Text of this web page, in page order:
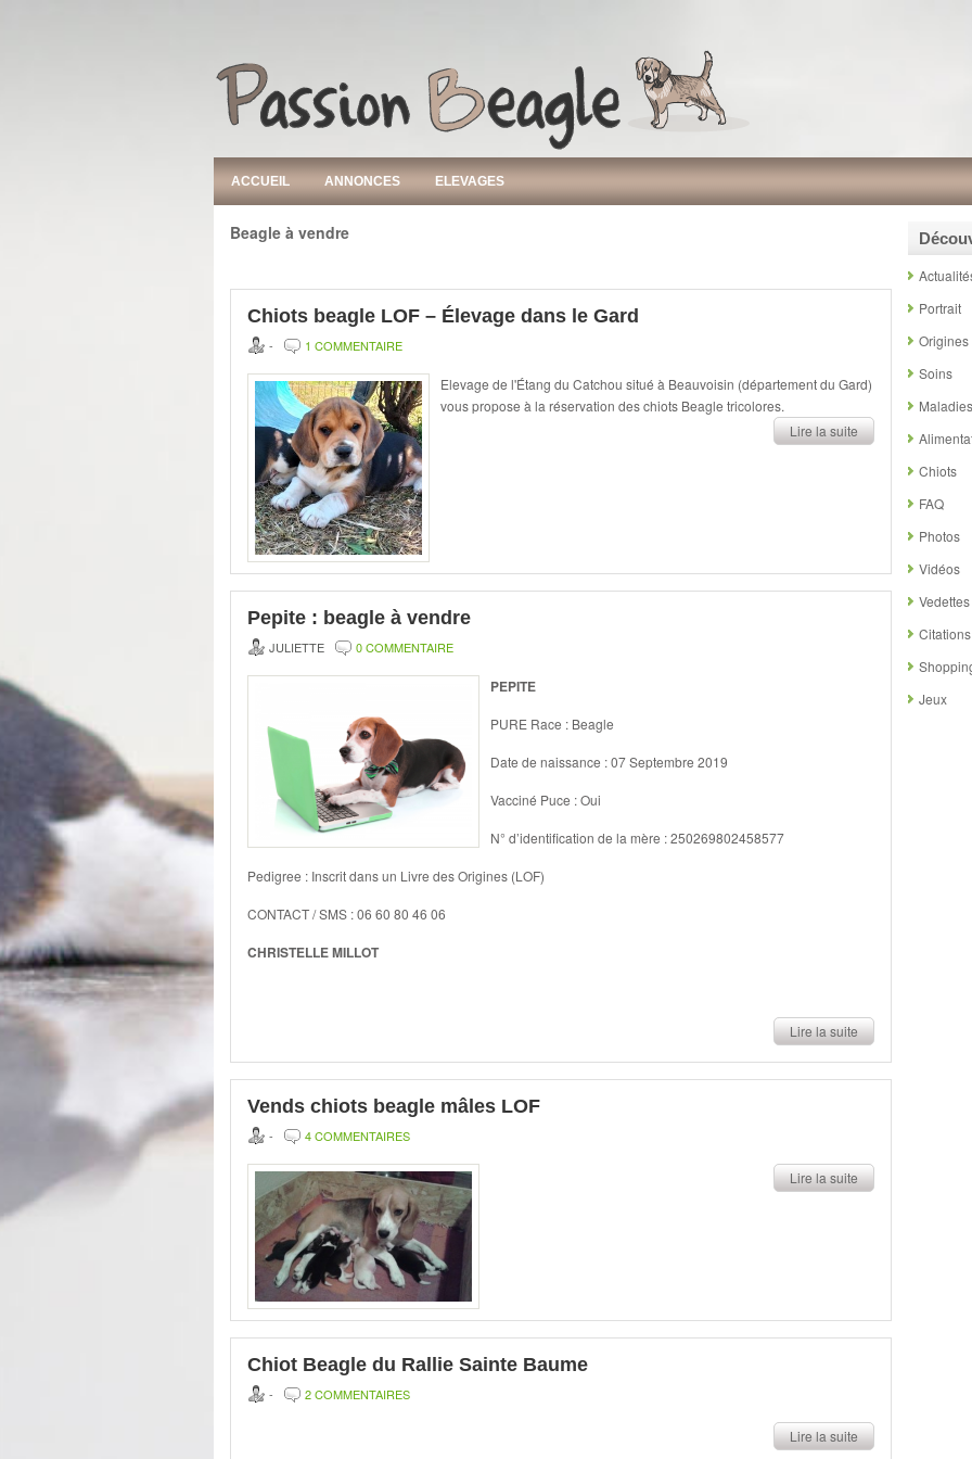
ACCUEIL ANNONCES ELEVAGES
Beagle à vendre
Chiots beagle LOF – Élevage dans le Gard
- 1 COMMENTAIRE
Elevage de l'Étang du Catchou situé à Beauvoisin (département du Gard)
vous propose à la réservation des chiots Beagle tricolores.
Lire la suite
Pepite : beagle à vendre
JULIETTE 0 COMMENTAIRE
PEPITE
PURE Race : Beagle
Date de naissance : 07 Septembre 2019
Vacciné Puce : Oui
N° d’identification de la mère : 250269802458577
Pedigree : Inscrit dans un Livre des Origines (LOF)
CONTACT / SMS : 06 60 80 46 06
CHRISTELLE MILLOT
Lire la suite
Vends chiots beagle mâles LOF
- 4 COMMENTAIRES
Lire la suite
Chiot Beagle du Rallie Sainte Baume
- 2 COMMENTAIRES
Lire la suite
Portrait
Origines
Soins
Maladies
Chiots
FAQ
Photos
Vidéos
Vedettes
Citations
Jeux